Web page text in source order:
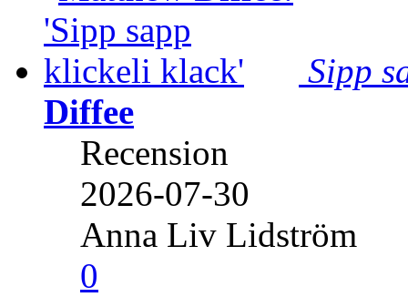
Sipp
Diffee
Recension
2026-07-30
Anna Liv Lidström
0